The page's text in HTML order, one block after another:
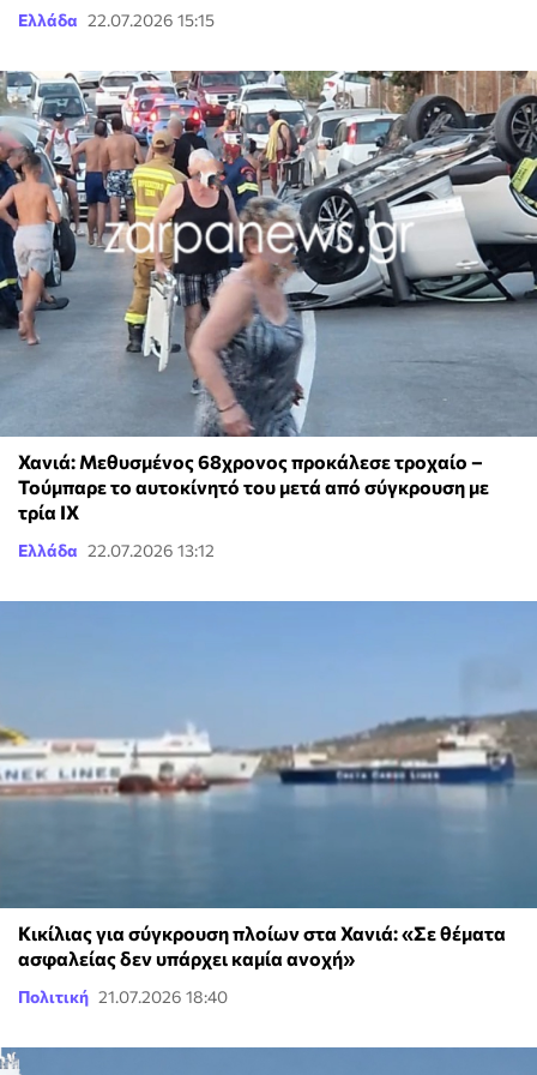
Ελλάδα 22.07.2026 15:15
Χανιά: Μεθυσμένος 68χρονος προκάλεσε τροχαίο –
Τούμπαρε το αυτοκίνητό του μετά από σύγκρουση με
τρία ΙΧ
Ελλάδα 22.07.2026 13:12
Κικίλιας για σύγκρουση πλοίων στα Χανιά: «Σε θέματα
ασφαλείας δεν υπάρχει καμία ανοχή»
Πολιτική 21.07.2026 18:40